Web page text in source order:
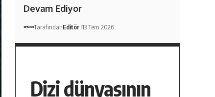
Devam Ediyor
TarafındanEditör 13 Tem 2026
Dizi dünyasının